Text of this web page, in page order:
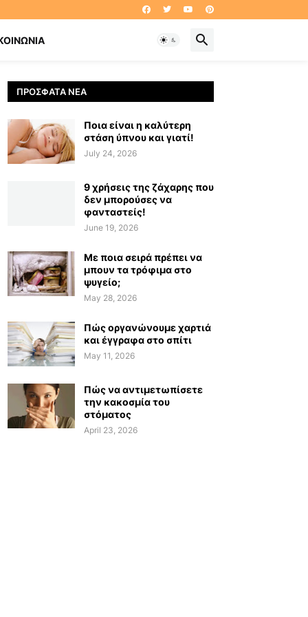
ΠΡΌΣΦΑΤΑ ΝΈΑ
Ποια είναι η καλύτερη
στάση ύπνου και γιατί!
July 24, 2026
9 χρήσεις της ζάχαρης που
δεν μπορούσες να
φανταστείς!
June 19, 2026
Με ποια σειρά πρέπει να
μπουν τα τρόφιμα στο
ψυγείο;
May 28, 2026
Πώς οργανώνουμε χαρτιά
και έγγραφα στο σπίτι
May 11, 2026
Πώς να αντιμετωπίσετε
την κακοσμία του
στόματος
April 23, 2026